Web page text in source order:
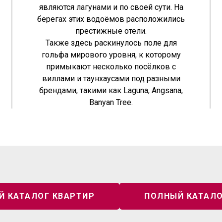
являются лагунами и по своей сути. На
берегах этих водоёмов расположились
престижные отели.
Также здесь раскинулось поле для
гольфа мирового уровня, к которому
примыкают несколько посёлков с
виллами и таунхаусами под разными
брендами, такими как Laguna, Angsana,
Banyan Tree.
КАТАЛОГ КВАРТИР ПОЛНЫЙ
+66 800 43 4242
info@ProperceRealEstate.com
123/45 Moo 3, Kamala, Kathu District,
Наша политика
конфиденциальности